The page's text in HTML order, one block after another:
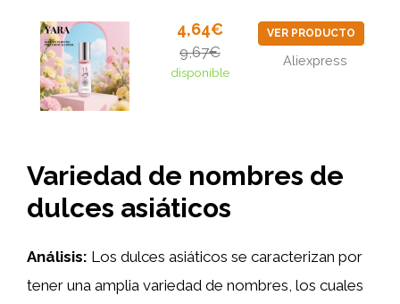
4,64€
9,67€
disponible
VER PRODUCTO
Aliexpress
Variedad de nombres de
dulces asiáticos
Análisis: Los dulces asiáticos se caracterizan por
tener una amplia variedad de nombres, los cuales